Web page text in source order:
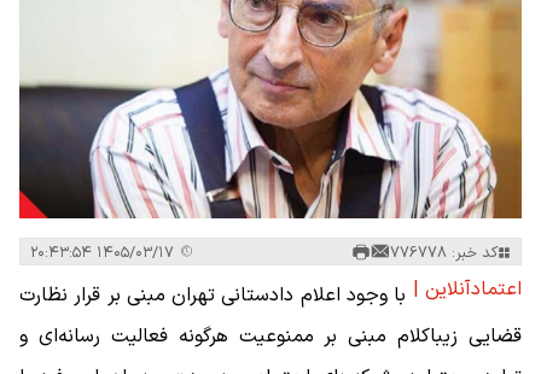
کد خبر: 776778
اعتمادآنلاین | با وجود اعلام دادستانی تهران مبنی بر قرار نظارت
قضایی زیباکلام مبنی بر ممنوعیت هرگونه فعالیت رسانه‌ای و